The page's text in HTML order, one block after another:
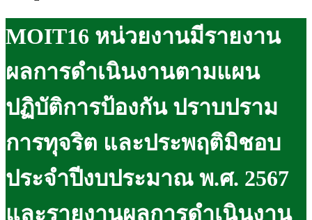
MOIT16 หน่วยงานมีรายงาน
ผลการดำเนินงานตามแผน
ปฏิบัติการป้องกัน ปราบปราม
การทุจริต และประพฤติมิชอบ
ประจำปีงบประมาณ พ.ศ. 2567
และรายงานผลการดำเนินงาน